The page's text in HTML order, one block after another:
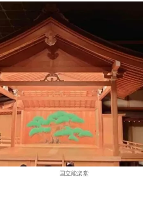
国立能楽堂